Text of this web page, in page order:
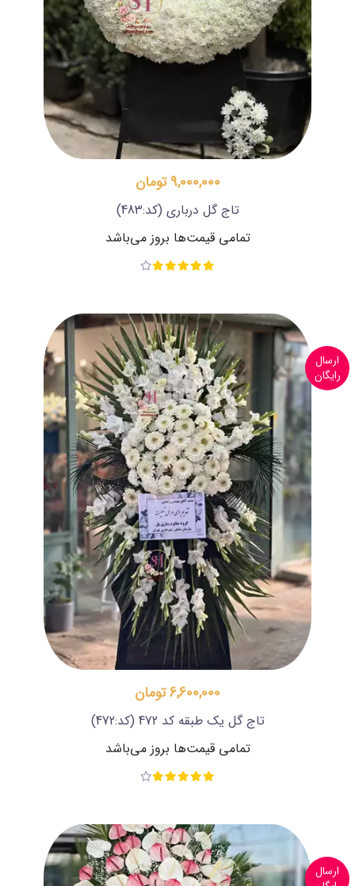
9,000,000 تومان
تاج گل درباری (کد:483)
تمامی قیمت‌ها بروز می‌باشد
ارسال
رایگان
6,600,000 تومان
تاج گل یک طبقه کد 472
(کد:472)
تمامی قیمت‌ها بروز می‌باشد
ارسال